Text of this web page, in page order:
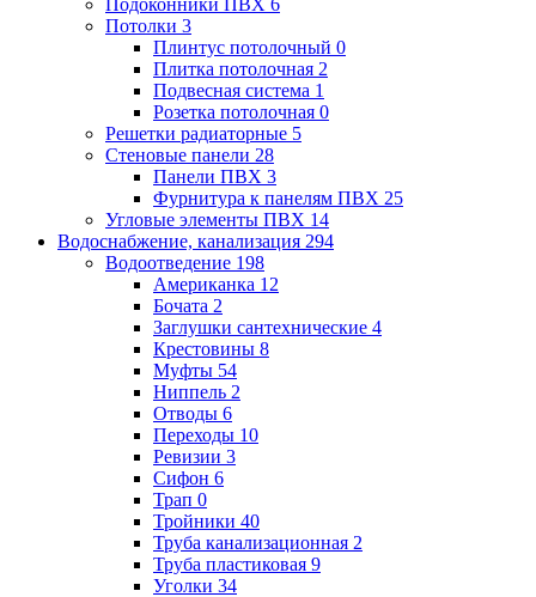
Подоконники ПВХ 6
Потолки 3
Плинтус потолочный 0
Плитка потолочная 2
Подвесная система 1
Розетка потолочная 0
Решетки радиаторные 5
Стеновые панели 28
Панели ПВХ 3
Фурнитура к панелям ПВХ 25
Угловые элементы ПВХ 14
Водоснабжение, канализация 294
Водоотведение 198
Американка 12
Бочата 2
Заглушки сантехнические 4
Крестовины 8
Муфты 54
Ниппель 2
Отводы 6
Переходы 10
Ревизии 3
Сифон 6
Трап 0
Тройники 40
Труба канализационная 2
Труба пластиковая 9
Уголки 34